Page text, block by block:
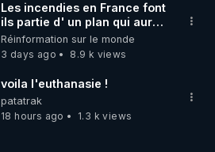
Les incendies en France font
ils partie d' un plan qui aurait
débuté le 11 septembre 2001
?
Réinformation sur le monde
3 days ago
8.9 k views
voila l'euthanasie !
patatrak
18 hours ago
1.3 k views